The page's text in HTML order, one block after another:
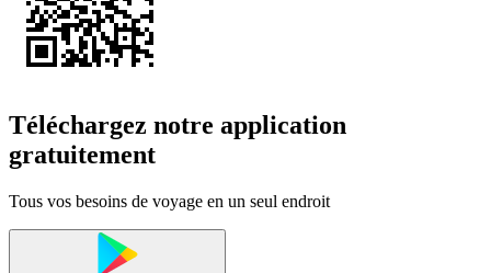
Téléchargez notre application
gratuitement
Tous vos besoins de voyage en un seul endroit